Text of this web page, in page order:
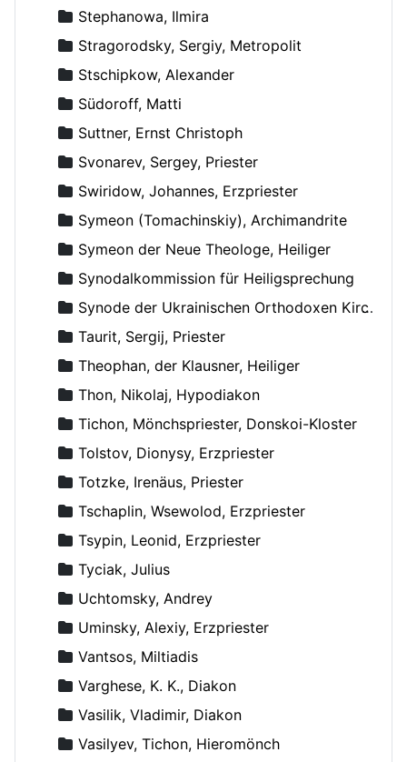
Stephanowa, Ilmira
Stragorodsky, Sergiy, Metropolit
Stschipkow, Alexander
Südoroff, Matti
Suttner, Ernst Christoph
Svonarev, Sergey, Priester
Swiridow, Johannes, Erzpriester
Symeon (Tomachinskiy), Archimandrite
Symeon der Neue Theologe, Heiliger
Synodalkommission für Heiligsprechung
Synode der Ukrainischen Orthodoxen Kirche
Taurit, Sergij, Priester
Theophan, der Klausner, Heiliger
Thon, Nikolaj, Hypodiakon
Tichon, Mönchspriester, Donskoi-Kloster
Tolstov, Dionysy, Erzpriester
Totzke, Irenäus, Priester
Tschaplin, Wsewolod, Erzpriester
Tsypin, Leonid, Erzpriester
Tyciak, Julius
Uchtomsky, Andrey
Uminsky, Alexiy, Erzpriester
Vantsos, Miltiadis
Varghese, K. K., Diakon
Vasilik, Vladimir, Diakon
Vasilyev, Tichon, Hieromönch